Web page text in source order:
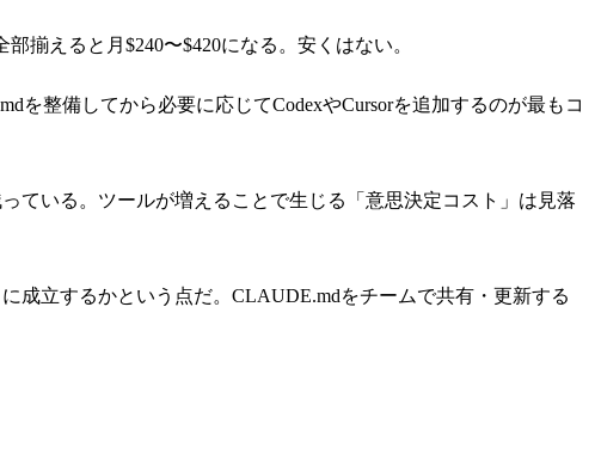
揃えると月$240〜$420になる。安くはない。
を整備してから必要に応じてCodexやCursorを追加するのが最もコ
ている。ツールが増えることで生じる「意思決定コスト」は見落
成立するかという点だ。CLAUDE.mdをチームで共有・更新する